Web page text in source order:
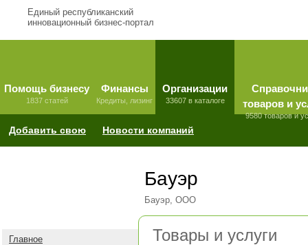
Единый республиканский
инновационный бизнес-портал
Помощь бизнесу
1837 статей
Финансы
Кредиты, лизинг
Организации
33607 в каталоге
товаров и
9580 товаров и
Добавить свою Новости компаний
Бауэр
Бауэр, ООО
Главное
Товары и услуги